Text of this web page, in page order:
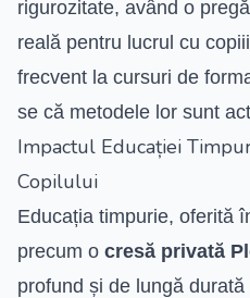
rigurozitate, având o
reală pentru lucrul cu
frecvent la cursuri de
se că metodele lor sunt
Impactul Educației
Copilului
Educația timpurie, oferită
precum o cresă privată
profund și de lungă